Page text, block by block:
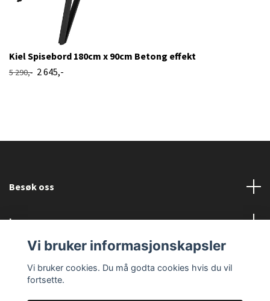
Kiel Spisebord 180cm x 90cm Betong effekt
5 290,- 2 645,-
Besøk oss
Les mer
Sosiale medier
Vi bruker informasjonskapsler
Vi bruker cookies. Du må godta cookies hvis du vil
fortsette.